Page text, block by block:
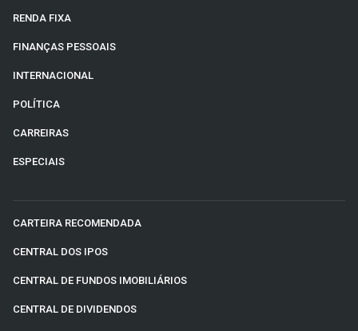
RENDA FIXA
FINANÇAS PESSOAIS
INTERNACIONAL
POLÍTICA
CARREIRAS
ESPECIAIS
CARTEIRA RECOMENDADA
CENTRAL DOS IPOS
CENTRAL DE FUNDOS IMOBILIÁRIOS
CENTRAL DE DIVIDENDOS